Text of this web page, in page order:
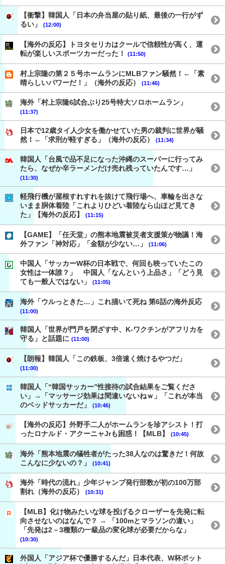
【衝撃】韓国人「日本の弁当屋の貼り紙、最後の一行がず
るい」
(12:00)
【海外の反応】トヨタセリカはクールで信頼性が高く、運
転が楽しいスポーツカーだった！
(11:50)
村上宗隆の第２５号ホームランにMLBファン騒然！←「素
晴らしいパワーだ！」（海外の反応）
(11:46)
海外「村上宗隆6試合ぶり25号特大ソロホームラン」
(11:37)
日本で12歳タイ人少女を働かせていた男の裁判に世界が騒
然！←「求刑が軽すぎる」（海外の反応）
(11:34)
韓国人「台風で品不足になった沖縄のスーパーに行ってみ
たら、なぜか辛ラーメンだけ売れ残っていたんです…」
(11:30)
軽飛行機が屋根すれすれを抜けて飛行場へ、車輪を出さな
いまま胴体着陸「これよりひどい着陸なら山ほど見てき
た」【海外の反応】
(11:15)
【GAME】「任天堂」の熊本地震被災者支援策が物議！海
外ファン「神対応」「金額が少ない…」
(11:06)
中国人「サッカーW杯の日本戦で、何回も映っていたこの
女性は一体誰？」 中国人「なんという上品さ」「どう見
ても一般人ではない」
(11:05)
海外「ウルっときた…」これ描いて死ね 第6話の海外反応
(11:00)
韓国人「世界が門戸を閉ざす中、K-ワクチンがアフリカを
守る」と話題に (11:00)
【朗報】韓国人「この鉄板、3倍速く焼けるやつだ」
(11:00)
韓国人「“韓国サッカー”性接待の試合結果をご覧くださ
い」→「マッサージ効果は間違いないねｗ」「これが本当
のベッドサッカーだ」
(10:46)
【海外の反応】外野手二人がホームランを珍アシスト！打
ったロナルド・アクーニャJrも困惑！【MLB】
(10:45)
海外「熊本地震の犠牲者がたった38人なのは驚きだ！何故
こんなに少ないの？」
(10:41)
海外「時代の流れ」少年ジャンプ発行部数が初の100万部
割れ（海外の反応）
(10:31)
【MLB】化け物みたいな球を投げるクローザーを先発に転
向させないのはなんで？ → 「100mとマラソンの違い」
「先発は2－3種類の一級品の変化球が必要だからな」
(10:30)
外国人「アジア杯で優勝するんだ」日本代表、W杯ポット